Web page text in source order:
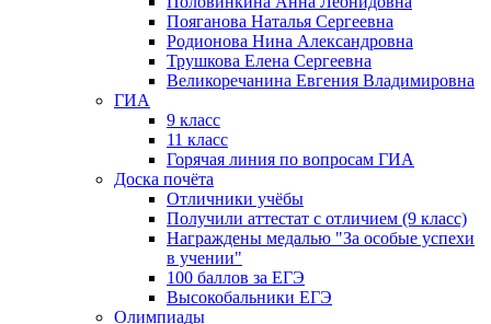
Пояганова Наталья Сергеевна
Родионова Нина Александровна
Трушкова Елена Сергеевна
Великоречанина Евгения Владимировна
ГИА
9 класс
11 класс
Горячая линия по вопросам ГИА
Доска почёта
Отличники учёбы
Получили аттестат с отличием (9 класс)
Награждены медалью "За особые успехи
в учении"
100 баллов за ЕГЭ
Высокобальники ЕГЭ
Олимпиады